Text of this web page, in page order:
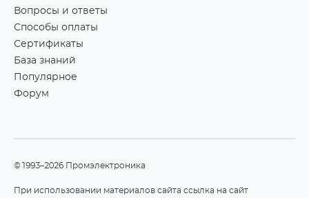
Вопросы и ответы
Способы оплаты
Сертификаты
База знаний
Популярное
Форум
©1993–2026 Промэлектроника
При использовании материалов сайта ссылка на сайт